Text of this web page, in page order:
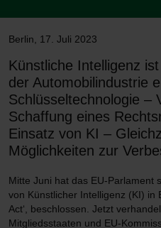
Berlin 17. Juli 2023
Künstliche Intelligenz
der Automobilindustrie
Schlüsseltechnologie –
Schaffung eines
Einsatz von KI –
Möglichkeiten zur
Mitte Juni hat das EU-Parlament
von Künstlicher Intelligenz (KI) in
Act‘, beschlossen. Jetzt
Mitgliedsstaaten und EU-